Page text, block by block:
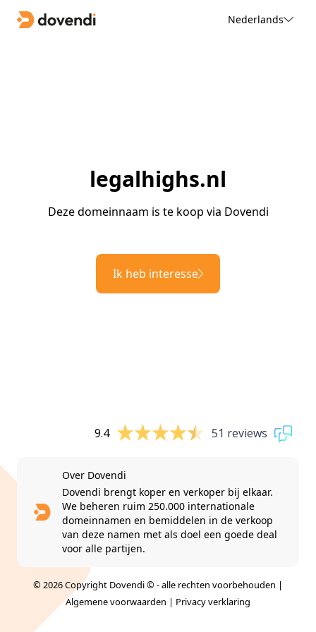
Nederlands
legalhighs.nl
Deze domeinnaam is te koop via Dovendi
Ik heb interesse
9.4 51 reviews
Over Dovendi
Dovendi brengt koper en verkoper bij elkaar.
We beheren ruim 250.000 internationale
domeinnamen en bemiddelen in de verkoop
van deze namen met als doel een goede deal
voor alle partijen.
© 2026 Copyright Dovendi © - alle rechten voorbehouden |
Algemene voorwaarden | Privacy verklaring